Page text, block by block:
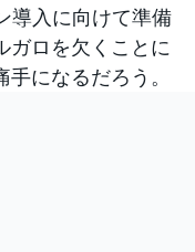
導入に向けて準備
ガロを欠くことに
になるだろう。